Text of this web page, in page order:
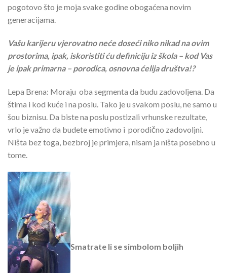
pogotovo što je moja svake godine obogaćena novim
generacijama.
Vašu karijeru vjerovatno neće doseći niko nikad na ovim
prostorima, ipak, iskoristiti ću definiciju iz škola – kod Vas
je ipak primarna – porodica, osnovna ćelija društva!?
Lepa Brena: Moraju oba segmenta da budu zadovoljena. Da
štima i kod kuće i na poslu. Tako je u svakom poslu, ne samo u
šou biznisu. Da biste na poslu postizali vrhunske rezultate,
vrlo je važno da budete emotivno i porodično zadovoljni.
Ništa bez toga, bezbroj je primjera, nisam ja ništa posebno u
tome.
Smatrate li se simbolom boljih